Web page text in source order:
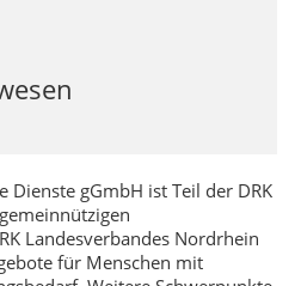
Dienste gGmbH ist Teil der DRK
Landesverbandes Nordrhein
für Menschen mit